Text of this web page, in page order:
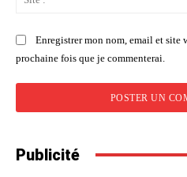
Enregistrer mon nom, email et site
prochaine fois que je commenterai.
Publicité